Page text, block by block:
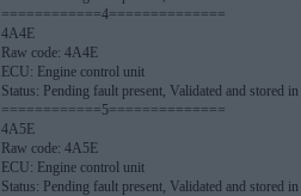
============4==============
4A4E
Raw code: 4A4E
ECU: Engine control unit
Status: Pending fault present, Validated and stored
============5==============
4A5E
Raw code: 4A5E
ECU: Engine control unit
Status: Pending fault present, Validated and stored